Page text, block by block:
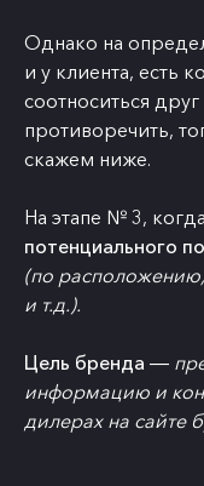
Однако на
и у клиента, есть
соотноситься
противоречить,
скажем ниже.
На этапе № 3,
потенциального
(по
и т.д.).
Цель бренда ―
информацию и
дилерах на сайте